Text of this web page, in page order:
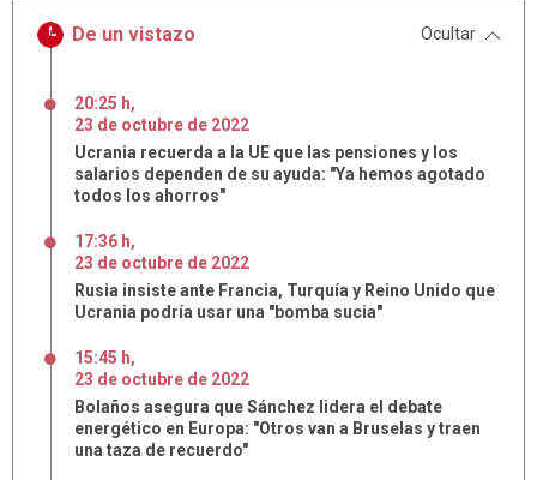
De un vistazo Ocultar
20:25 h,
23 de octubre de 2022
Ucrania recuerda a la UE que las pensiones y los
salarios dependen de su ayuda: "Ya hemos agotado
todos los ahorros"
17:36 h,
23 de octubre de 2022
Rusia insiste ante Francia, Turquía y Reino Unido que
Ucrania podría usar una "bomba sucia"
15:45 h,
23 de octubre de 2022
Bolaños asegura que Sánchez lidera el debate
energético en Europa: "Otros van a Bruselas y traen
una taza de recuerdo"